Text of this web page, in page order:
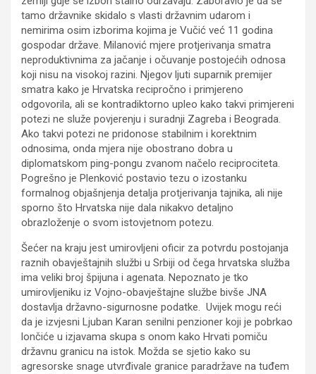
tamo državnike skidalo s vlasti državnim udarom i
nemirima osim izborima kojima je Vučić već 11 godina
gospodar države. Milanović mjere protjerivanja smatra
neproduktivnima za jačanje i očuvanje postojećih odnosa
koji nisu na visokoj razini. Njegov ljuti suparnik premijer
smatra kako je Hrvatska recipročno i primjereno
odgovorila, ali se kontradiktorno upleo kako takvi primjereni
potezi ne služe povjerenju i suradnji Zagreba i Beograda.
Ako takvi potezi ne pridonose stabilnim i korektnim
odnosima, onda mjera nije obostrano dobra u
diplomatskom ping-pongu zvanom načelo reciprociteta.
Pogrešno je Plenković postavio tezu o izostanku
formalnog objašnjenja detalja protjerivanja tajnika, ali nije
sporno što Hrvatska nije dala nikakvo detaljno
obrazloženje o svom istovjetnom potezu.
Šećer na kraju jest umirovljeni oficir za potvrdu postojanja
raznih obavještajnih službi u Srbiji od čega hrvatska služba
ima veliki broj špijuna i agenata. Nepoznato je tko
umirovljeniku iz Vojno-obavještajne službe bivše JNA
dostavlja državno-sigurnosne podatke. Uvijek mogu reći
da je izvjesni Ljuban Karan senilni penzioner koji je pobrkao
lončiće u izjavama skupa s onom kako Hrvati pomiču
državnu granicu na istok. Možda se sjetio kako su
agresorske snage utvrđivale granice paradržave na tuđem